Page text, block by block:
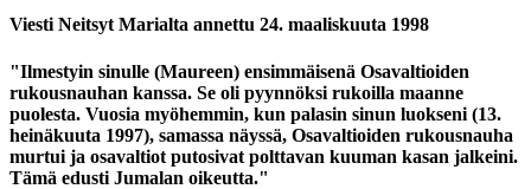
Viesti Neitsyt Marialta annettu 24. maaliskuuta 1998
"Ilmestyin sinulle (Maureen) ensimmäisenä Osavaltioiden
rukousnauhan kanssa. Se oli pyynnöksi rukoilla maanne
puolesta. Vuosia myöhemmin, kun palasin sinun luokseni (13.
heinäkuuta 1997), samassa näyssä, Osavaltioiden rukousnauha
murtui ja osavaltiot putosivat polttavan kuuman kasan jalkeini.
Tämä edusti Jumalan oikeutta."